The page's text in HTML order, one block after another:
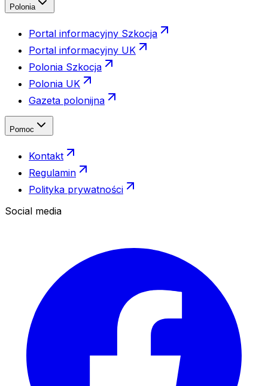
Polonia
Portal informacyjny Szkocja
Portal informacyjny UK
Polonia Szkocja
Polonia UK
Gazeta polonijna
Pomoc
Kontakt
Regulamin
Polityka prywatności
Social media